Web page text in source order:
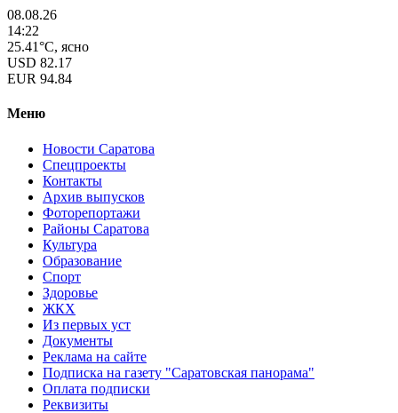
08.08.26
14:22
25.41°C, ясно
USD 82.17
EUR 94.84
Меню
Новости Саратова
Спецпроекты
Контакты
Архив выпусков
Фоторепортажи
Районы Саратова
Культура
Образование
Спорт
Здоровье
ЖКХ
Из пеpвых уст
Документы
Реклама на сайте
Подписка на газету "Саратовская панорама"
Оплата подписки
Реквизиты